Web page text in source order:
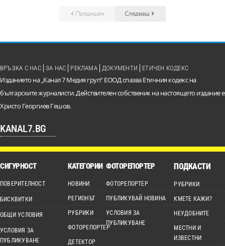
Предишен Следващ
Изданието на „Канал 7 Медия груп“ ЕООД спазва Етичния кодекс на
българските журналисти. Действителен собственик на настоящето издание е
Христо Георгиев Гешов.
KANAL7.BG
ВРЪЗКА С НАС ЗА НАС РЕКЛАМА ДОКУМЕНТИ ЕТИЧЕН КОДЕКС
СИГУРНОСТ
ПОВЕРИТЕЛНОСТ
БИСКВИТКИ
ОБЩИ УСЛОВИЯ
УСЛОВИЯ ЗА
ПУБЛИКУВАНЕ
КАТЕГОРИИ
НОВИНИ
РЕГИОНЪТ
РУБРИКИ
ФОТОРЕПОРТЕР
ДЕТЕКТОР
ФОТОРЕПОРТЕР
ФОТОРЕПОРТЕР
ПУБЛИКУВАЙ НОВИНА
УСЛОВИЯ ЗА
ПУБЛИКУВАНЕ
ПОДКАСТИ
РУБРИКИ
КМЕТЕ КАЖИ?
НЕУДОБНИТЕ
МЕСТНИ И
ИЗВЕСТНИ